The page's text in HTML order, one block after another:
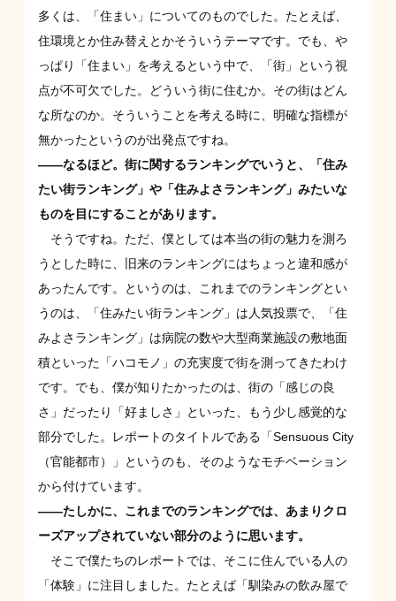
多くは、「住まい」についてのものでした。たとえば、
住環境とか住み替えとかそういうテーマです。でも、や
っぱり「住まい」を考えるという中で、「街」という視
点が不可欠でした。どういう街に住むか。その街はどん
な所なのか。そういうことを考える時に、明確な指標が
無かったというのが出発点ですね。
——なるほど。街に関するランキングでいうと、「住み
たい街ランキング」や「住みよさランキング」みたいな
ものを目にすることがあります。
そうですね。ただ、僕としては本当の街の魅力を測ろ
うとした時に、旧来のランキングにはちょっと違和感が
あったんです。というのは、これまでのランキングとい
うのは、「住みたい街ランキング」は人気投票で、「住
みよさランキング」は病院の数や大型商業施設の敷地面
積といった「ハコモノ」の充実度で街を測ってきたわけ
です。でも、僕が知りたかったのは、街の「感じの良
さ」だったり「好ましさ」といった、もう少し感覚的な
部分でした。レポートのタイトルである「Sensuous City
（官能都市）」というのも、そのようなモチベーション
から付けています。
——たしかに、これまでのランキングでは、あまりクロ
ーズアップされていない部分のように思います。
そこで僕たちのレポートでは、そこに住んでいる人の
「体験」に注目しました。たとえば「馴染みの飲み屋で